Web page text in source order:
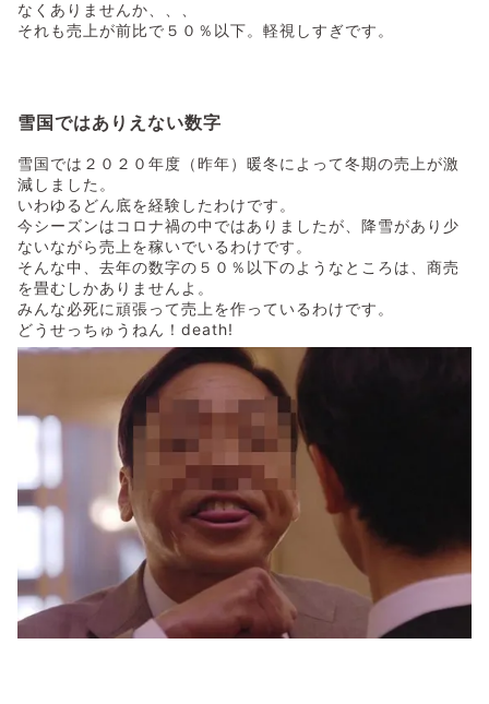
なくありませんか、、、
それも売上が前比で５０％以下。軽視しすぎです。
雪国ではありえない数字
雪国では２０２０年度（昨年）暖冬によって冬期の売上が激
減しました。
いわゆるどん底を経験したわけです。
今シーズンはコロナ禍の中ではありましたが、降雪があり少
ないながら売上を稼いでいるわけです。
そんな中、去年の数字の５０％以下のようなところは、商売
を畳むしかありませんよ。
みんな必死に頑張って売上を作っているわけです。
どうせっちゅうねん！death!